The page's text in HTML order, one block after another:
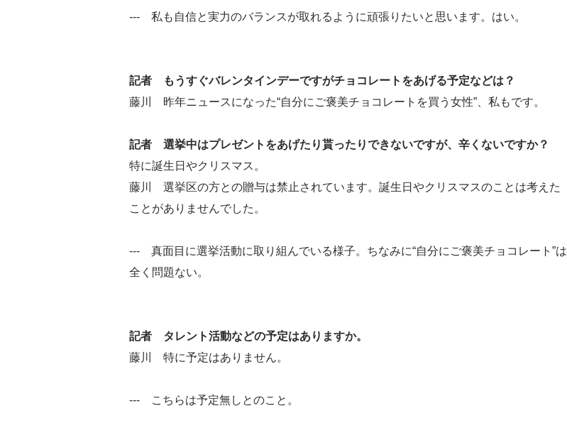
--- 私も自信と実力のバランスが取れるように頑張りたいと思います。はい。
記者 もうすぐバレンタインデーですがチョコレートをあげる予定などは？
藤川 昨年ニュースになった“自分にご褒美チョコレートを買う女性”、私もです。
記者 選挙中はプレゼントをあげたり貰ったりできないですが、辛くないですか？
特に誕生日やクリスマス。
藤川 選挙区の方との贈与は禁止されています。誕生日やクリスマスのことは考えた
ことがありませんでした。
--- 真面目に選挙活動に取り組んでいる様子。ちなみに“自分にご褒美チョコレート”は
全く問題ない。
記者 タレント活動などの予定はありますか。
藤川 特に予定はありません。
--- こちらは予定無しとのこと。